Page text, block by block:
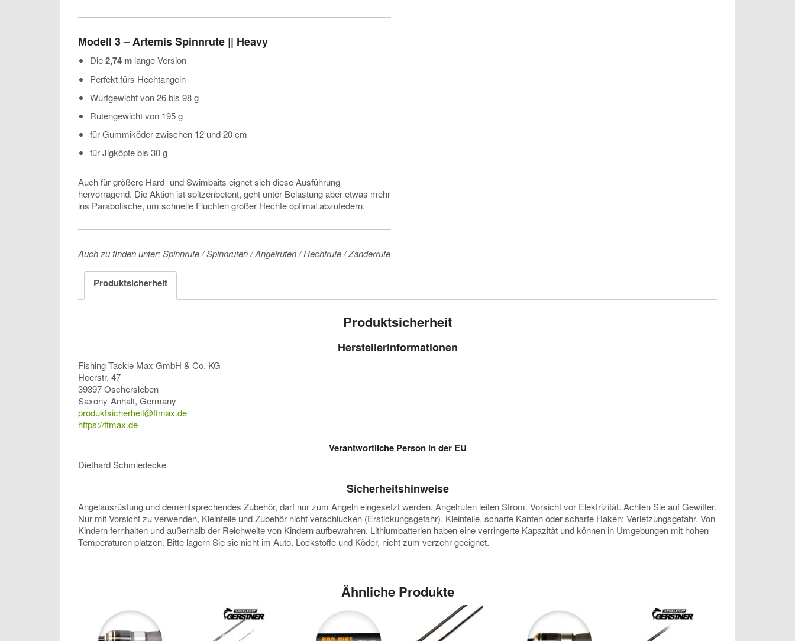
Modell 3 – Artemis Spinnrute || Heavy
Die2,74 m lange Version
Perfekt fürs Hechtangeln
Wurfgewicht von 26 bis 98 g
Rutengewicht von 195 g
für Gummiköder zwischen 12 und 20 cm
für Jigköpfe bis 30 g
Auch für größere Hard- und Swimbaits eignet sich diese Ausführung
hervorragend. Die Aktion ist spitzenbetont, geht unter Belastung aber etwas mehr
ins Parabolische, um schnelle Fluchten großer Hechte optimal abzufedern.
Auch zu finden unter: Spinnrute / Spinnruten / Angelruten / Hechtrute / Zanderrute
Produktsicherheit
Produktsicherheit
Herstellerinformationen
Fishing Tackle Max GmbH & Co. KG
Heerstr. 47
39397 Oschersleben
Saxony-Anhalt, Germany
produktsicherheit@ftmax.de
https://ftmax.de
Verantwortliche Person in der EU
Diethard Schmiedecke
Sicherheitshinweise
Angelausrüstung und dementsprechendes Zubehör, darf nur zum Angeln eingesetzt werden. Angelruten leiten Strom. Vorsicht vor Elektrizität. Achten Sie auf Gewitter.
Nur mit Vorsicht zu verwenden, Kleinteile und Zubehör nicht verschlucken (Erstickungsgefahr). Kleinteile, scharfe Kanten oder scharfe Haken: Verletzungsgefahr. Von
Kindern fernhalten und außerhalb der Reichweite von Kindern aufbewahren. Lithiumbatterien haben eine verringerte Kapazität und können in Umgebungen mit hohen
Temperaturen platzen. Bitte lagern Sie sie nicht im Auto. Lockstoffe und Köder, nicht zum verzehr geeignet.
Ähnliche Produkte